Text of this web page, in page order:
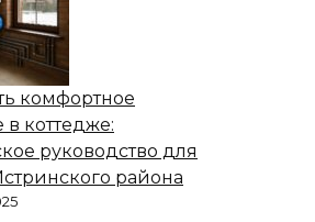
комфортное
в коттедже:
руководство для
района